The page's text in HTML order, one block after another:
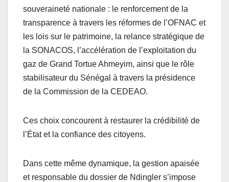
souveraineté nationale : le renforcement de la
transparence à travers les réformes de l’OFNAC et
les lois sur le patrimoine, la relance stratégique de
la SONACOS, l’accélération de l’exploitation du
gaz de Grand Tortue Ahmeyim, ainsi que le rôle
stabilisateur du Sénégal à travers la présidence
de la Commission de la CEDEAO.
Ces choix concourent à restaurer la crédibilité de
l’État et la confiance des citoyens.
Dans cette même dynamique, la gestion apaisée
et responsable du dossier de Ndingler s’impose